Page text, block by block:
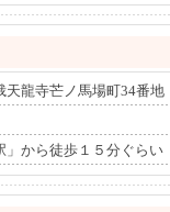
天龍寺芒ノ馬場町34番地
」から徒歩１５分ぐらい